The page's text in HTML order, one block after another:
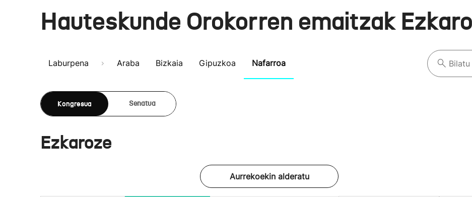
Hauteskunde Orokorren emaitzak
Laburpena Araba Bizkaia Gipuzkoa Nafarroa
Kongresua Senatua
Ezkaroze
Aurrekoekin alderatu